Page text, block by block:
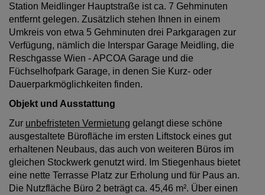
Station Meidlinger Hauptstraße ist ca. 7 Gehminuten
entfernt gelegen. Zusätzlich stehen Ihnen in einem
Umkreis von etwa 5 Gehminuten drei Parkgaragen zur
Verfügung, nämlich die Interspar Garage Meidling, die
Reschgasse Wien - APCOA Garage und die
Füchselhofpark Garage, in denen Sie Kurz- oder
Dauerparkmöglichkeiten finden.
Objekt und Ausstattung
Zur unbefristeten Vermietung gelangt diese schöne
ausgestaltete Bürofläche im ersten Liftstock eines gut
erhaltenen Neubaus, das auch von weiteren Büros im
gleichen Stockwerk genutzt wird. Im Stiegenhaus bietet
eine nette Terrasse Platz zur Erholung und für Paus an.
Die Nutzfläche Büro 2 beträgt ca. 45,46 m². Über einen